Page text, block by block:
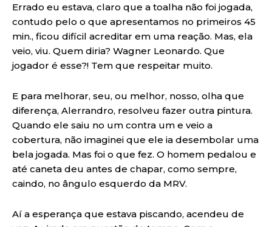
Errado eu estava, claro que a toalha não foi jogada,
contudo pelo o que apresentamos no primeiros 45
min., ficou difícil acreditar em uma reação. Mas, ela
veio, viu. Quem diria? Wagner Leonardo. Que
jogador é esse?! Tem que respeitar muito.
E para melhorar, seu, ou melhor, nosso, olha que
diferença, Alerrandro, resolveu fazer outra pintura.
Quando ele saiu no um contra um e veio a
cobertura, não imaginei que ele ia desembolar uma
bela jogada. Mas foi o que fez. O homem pedalou e
até caneta deu antes de chapar, como sempre,
caindo, no ângulo esquerdo da MRV.
Aí a esperança que estava piscando, acendeu de